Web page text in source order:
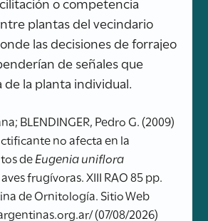
plantas del vecindario
las decisiones de forrajeo
de señales que
de la planta individual.
BLENDINGER, Pedro G. (2009)
no afecta en la
deEugenia uniflora
frugívoras. XIII RAO 85 pp.
de Ornitología. Sitio Web
(07/08/2026)